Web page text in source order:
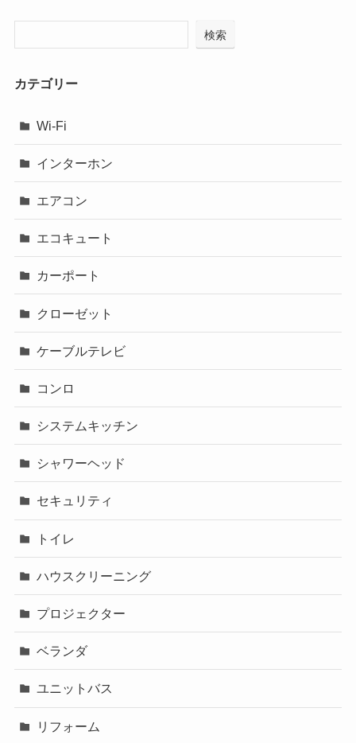
検索
カテゴリー
Wi-Fi
インターホン
エアコン
エコキュート
カーポート
クローゼット
ケーブルテレビ
コンロ
システムキッチン
シャワーヘッド
セキュリティ
トイレ
ハウスクリーニング
プロジェクター
ベランダ
ユニットバス
リフォーム